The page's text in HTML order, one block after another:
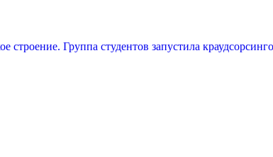
строение. Группа студентов запустила